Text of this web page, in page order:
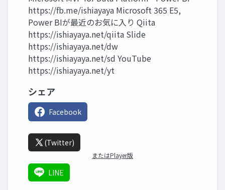
https://fb.me/ishiayaya Microsoft 365 E5,
Power BIが最近のお気に入り Qiita
https://ishiayaya.net/qiita Slide
https://ishiayaya.net/dw
https://ishiayaya.net/sd YouTube
https://ishiayaya.net/yt
シェア
Facebook
(Twitter)
またはPlayer版
LINE